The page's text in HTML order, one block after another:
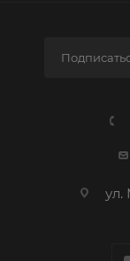
ул.